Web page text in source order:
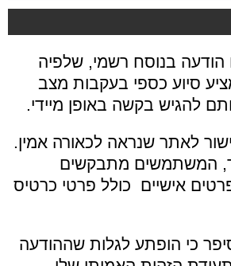
הודעה בנוסח רשמי, שלפיה
סיוע כספי בעקבות מצב
להגיש בקשה באופן מיידי.
לאתר שנראה לכאורה אמין.
המשתמשים מתבקשים
אישיים כולל פרטי כרטיס
כי הופתע לגלות שההודעה